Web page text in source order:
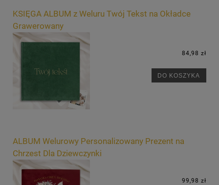
KSIĘGA ALBUM z Weluru Twój Tekst na Okładce
Grawerowany
84,98 zł
DO KOSZYKA
ALBUM Welurowy Personalizowany Prezent na
Chrzest Dla Dziewczynki
99,98 zł